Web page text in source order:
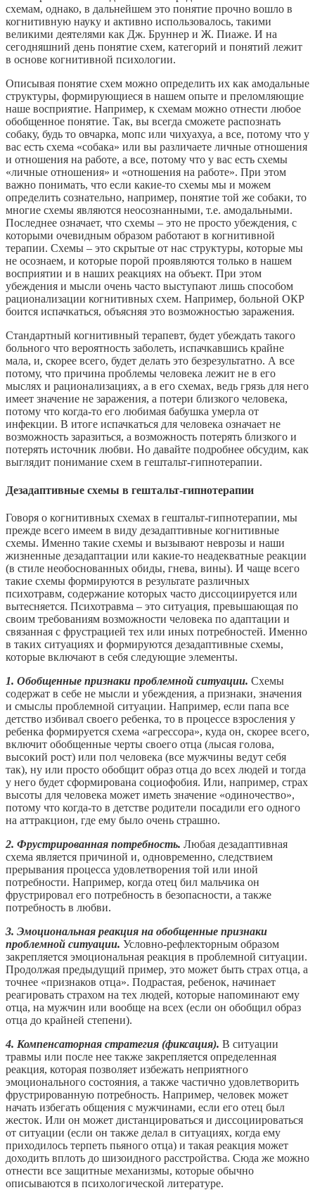
схемам, однако, в дальнейшем это понятие прочно вошло в
когнитивную науку и активно использовалось, такими
великими деятелями как Дж. Бруннер и Ж. Пиаже. И на
сегодняшний день понятие схем, категорий и понятий лежит
в основе когнитивной психологии.
Описывая понятие схем можно определить их как амодальные
структуры, формирующиеся в нашем опыте и преломляющие
наше восприятие. Например, к схемам можно отнести любое
обобщенное понятие. Так, вы всегда сможете распознать
собаку, будь то овчарка, мопс или чихуахуа, а все, потому что у
вас есть схема «собака» или вы различаете личные отношения
и отношения на работе, а все, потому что у вас есть схемы
«личные отношения» и «отношения на работе». При этом
важно понимать, что если какие-то схемы мы и можем
определить сознательно, например, понятие той же собаки, то
многие схемы являются неосознанными, т.е. амодальными.
Последнее означает, что схемы – это не просто убеждения, с
которыми очевидным образом работают в когнитивной
терапии. Схемы – это скрытые от нас структуры, которые мы
не осознаем, и которые порой проявляются только в нашем
восприятии и в наших реакциях на объект. При этом
убеждения и мысли очень часто выступают лишь способом
рационализации когнитивных схем. Например, больной ОКР
боится испачкаться, объясняя это возможностью заражения.
Стандартный когнитивный терапевт, будет убеждать такого
больного что вероятность заболеть, испачкавшись крайне
мала, и, скорее всего, будет делать это безрезультатно. А все
потому, что причина проблемы человека лежит не в его
мыслях и рационализациях, а в его схемах, ведь грязь для него
имеет значение не заражения, а потери близкого человека,
потому что когда-то его любимая бабушка умерла от
инфекции. В итоге испачкаться для человека означает не
возможность заразиться, а возможность потерять близкого и
потерять источник любви. Но давайте подробнее обсудим, как
выглядит понимание схем в гештальт-гипнотерапии.
Дезадаптивные схемы в гештальт-гипнотерапии
Говоря о когнитивных схемах в гештальт-гипнотерапии, мы
прежде всего имеем в виду дезадаптивные когнитивные
схемы. Именно такие схемы и вызывают неврозы и наши
жизненные дезадаптации или какие-то неадекватные реакции
(в стиле необоснованных обиды, гнева, вины). И чаще всего
такие схемы формируются в результате различных
психотравм, содержание которых часто диссоциируется или
вытесняется. Психотравма – это ситуация, превышающая по
своим требованиям возможности человека по адаптации и
связанная с фрустрацией тех или иных потребностей. Именно
в таких ситуациях и формируются дезадаптивные схемы,
которые включают в себя следующие элементы.
1. Обобщенные признаки проблемной ситуации. Схемы
содержат в себе не мысли и убеждения, а признаки, значения
и смыслы проблемной ситуации. Например, если папа все
детство избивал своего ребенка, то в процессе взросления у
ребенка формируется схема «агрессора», куда он, скорее всего,
включит обобщенные черты своего отца (лысая голова,
высокий рост) или пол человека (все мужчины ведут себя
так), ну или просто обобщит образ отца до всех людей и тогда
у него будет сформирована социофобия. Или, например, страх
высоты для человека может иметь значение «одиночество»,
потому что когда-то в детстве родители посадили его одного
на аттракцион, где ему было очень страшно.
2. Фрустрированная потребность. Любая дезадаптивная
схема является причиной и, одновременно, следствием
прерывания процесса удовлетворения той или иной
потребности. Например, когда отец бил мальчика он
фрустрировал его потребность в безопасности, а также
потребность в любви.
3. Эмоциональная реакция на обобщенные признаки
проблемной ситуации. Условно-рефлекторным образом
закрепляется эмоциональная реакция в проблемной ситуации.
Продолжая предыдущий пример, это может быть страх отца, а
точнее «признаков отца». Подрастая, ребенок, начинает
реагировать страхом на тех людей, которые напоминают ему
отца, на мужчин или вообще на всех (если он обобщил образ
отца до крайней степени).
4. Компенсаторная стратегия (фиксация). В ситуации
травмы или после нее также закрепляется определенная
реакция, которая позволяет избежать неприятного
эмоционального состояния, а также частично удовлетворить
фрустрированную потребность. Например, человек может
начать избегать общения с мужчинами, если его отец был
жесток. Или он может дистанцироваться и диссоциироваться
от ситуации (если он также делал в ситуациях, когда ему
приходилось терпеть пьяного отца) и такая реакция может
доходить вплоть до шизоидного расстройства. Сюда же можно
отнести все защитные механизмы, которые обычно
описываются в психологической литературе.